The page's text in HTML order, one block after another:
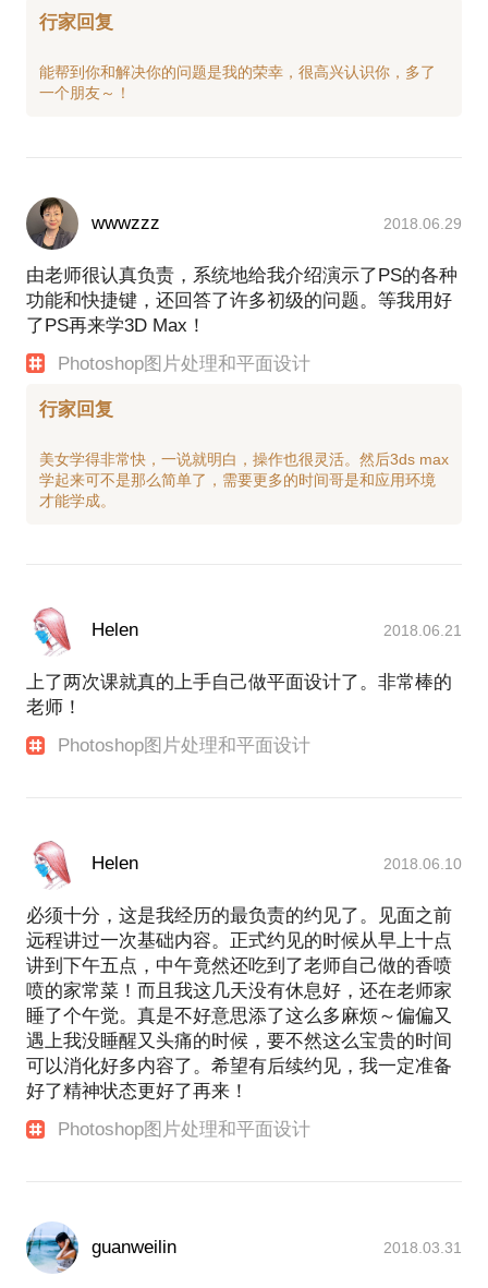
行家回复
能帮到你和解决你的问题是我的荣幸，很高兴认识你，多了
wwwzzz 2018.06.29
由老师很认真负责，系统地给我介绍演示了PS的各种
功能和快捷键，还回答了许多初级的问题。等我用好
了PS再来学3D Max！
Photoshop图片处理和平面设计
行家回复
美女学得非常快，一说就明白，操作也很灵活。然后3ds max
学起来可不是那么简单了，需要更多的时间哥是和应用环境
Helen 2018.06.21
上了两次课就真的上手自己做平面设计了。非常棒的
老师！
Photoshop图片处理和平面设计
Helen 2018.06.10
必须十分，这是我经历的最负责的约见了。见面之前
远程讲过一次基础内容。正式约见的时候从早上十点
讲到下午五点，中午竟然还吃到了老师自己做的香喷
喷的家常菜！而且我这几天没有休息好，还在老师家
睡了个午觉。真是不好意思添了这么多麻烦～偏偏又
遇上我没睡醒又头痛的时候，要不然这么宝贵的时间
可以消化好多内容了。希望有后续约见，我一定准备
好了精神状态更好了再来！
Photoshop图片处理和平面设计
guanweilin 2018.03.31